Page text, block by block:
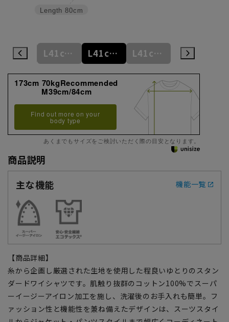
Length 80cm
L41cm/78cm L41cm/80cm L41cm/82cm L41cm/84cm
173cm 70kgRecommended
M39cm/84cm
Find out more on your
body type
あくまでもサイズをご検討いただく際の目安となります。
商品説明
主な機能
機能一覧
【商品詳細】
糸から企画し厳選された生地を使用した程良いゆとりのスタン
ダードワイシャツです。肌触り抜群のコットン100%でスーパ
ーイージーアイロン加工を施し、洗濯後のお手入れも簡単。フ
ァッション性と機能性を兼ね備えたデザインは、スーツスタイ